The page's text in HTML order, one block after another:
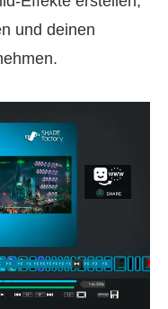
und deinen